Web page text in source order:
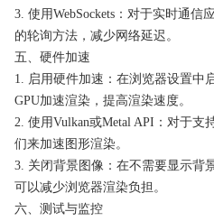
3. 使用WebSockets：对于实时通信
的轮询方法，减少网络延迟。
五、硬件加速
1. 启用硬件加速：在浏览器设置中
GPU加速渲染，提高渲染速度。
2. 使用Vulkan或Metal API：对于
们来加速图形渲染。
3. 关闭背景图像：在不需要显示背
可以减少浏览器渲染负担。
六、测试与监控